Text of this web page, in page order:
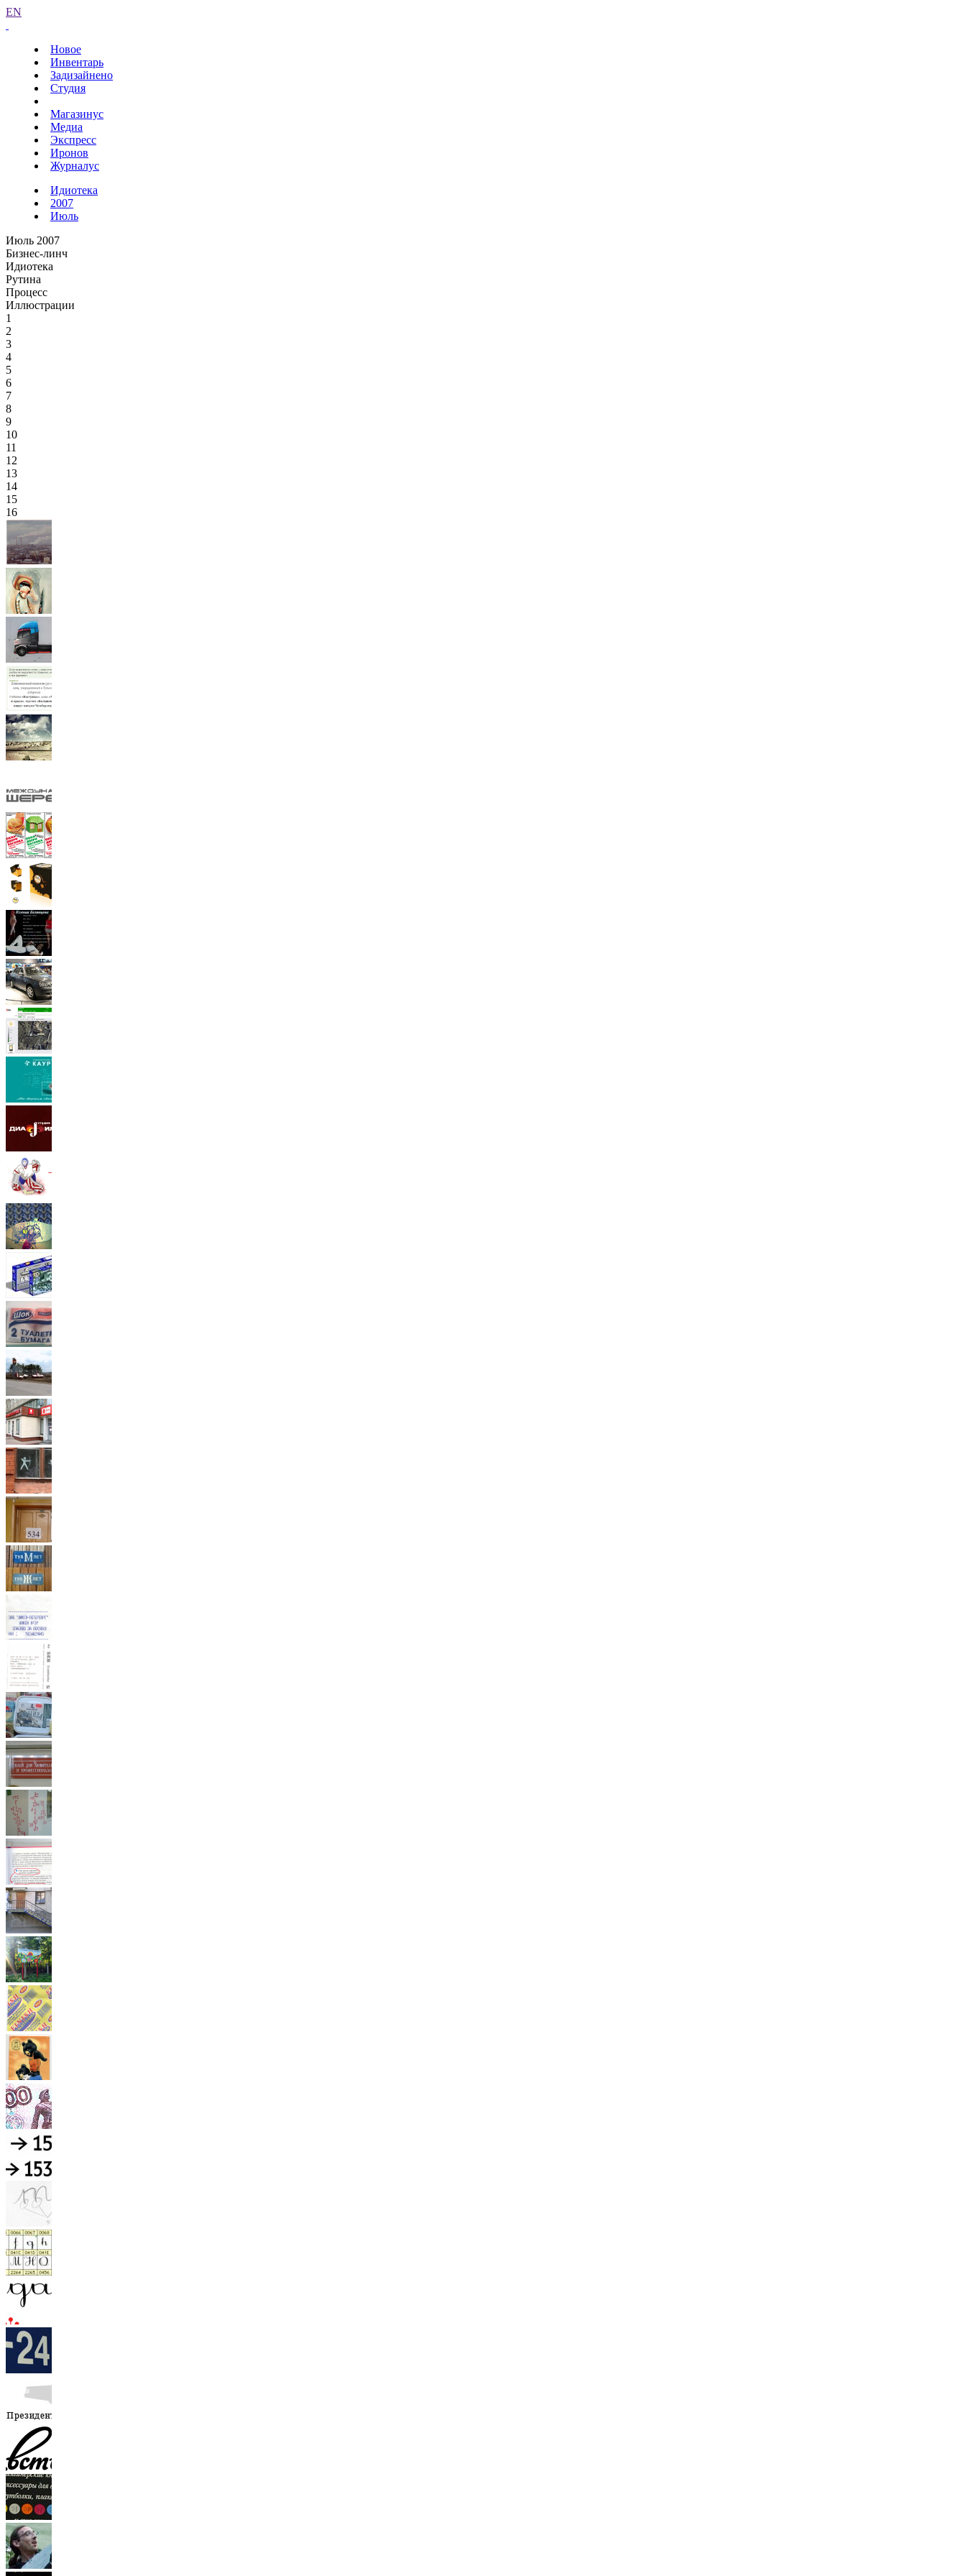
EN
Новое
Инвентарь
Задизайнено
Студия
Магазинус
Медиа
Экспресс
Иронов
Журналус
Идиотека
2007
Июль
Июль 2007
Бизнес-линч
Идиотека
Рутина
Процесс
Иллюстрации
1
2
3
4
5
6
7
8
9
10
11
12
13
14
15
16